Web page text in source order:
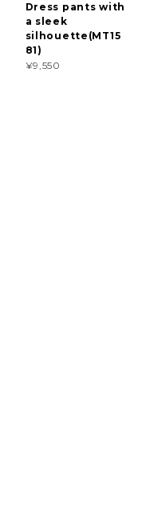
Dress pants with
a sleek
silhouette(MT15
81)
¥9,550